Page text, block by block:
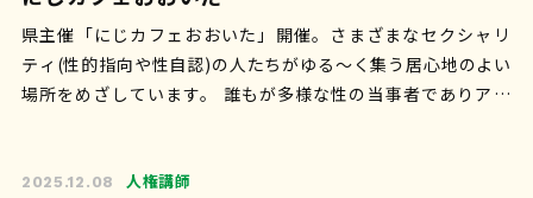
県主催「にじカフェおおいた」開催。さまざまなセクシャリ
ティ(性的指向や性自認)の人たちがゆる〜く集う居心地のよい
場所をめざしています。 誰もが多様な性の当事者でありアラ
2025.12.08 人権講師